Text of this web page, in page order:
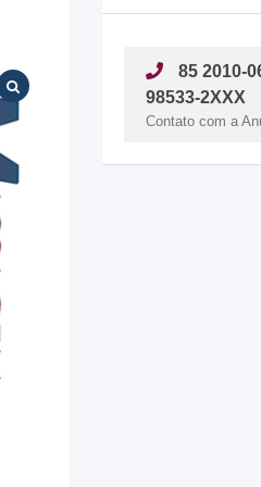
85 2010-
98533-2XXX
Contato com a